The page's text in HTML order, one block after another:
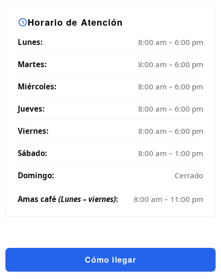
Horario de Atención
Lunes: 8:00 am – 6:00 pm
Martes: 8:00 am – 6:00 pm
Miércoles: 8:00 am – 6:00 pm
Jueves: 8:00 am – 6:00 pm
Viernes: 8:00 am – 6:00 pm
Sábado: 8:00 am – 1:00 pm
Domingo: Cerrado
Amas café(Lunes – viernes): 8:00 am – 11:00 pm
Cómo llegar